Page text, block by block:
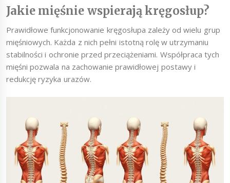
Jakie mięśnie wspierają kręgosłup?
Prawidłowe funkcjonowanie kręgosłupa zależy od wielu grup
mięśniowych. Każda z nich pełni istotną rolę w utrzymaniu
stabilności i ochronie przed przeciążeniami. Współpraca tych
mięśni pozwala na zachowanie prawidłowej postawy i
redukcję ryzyka urazów.